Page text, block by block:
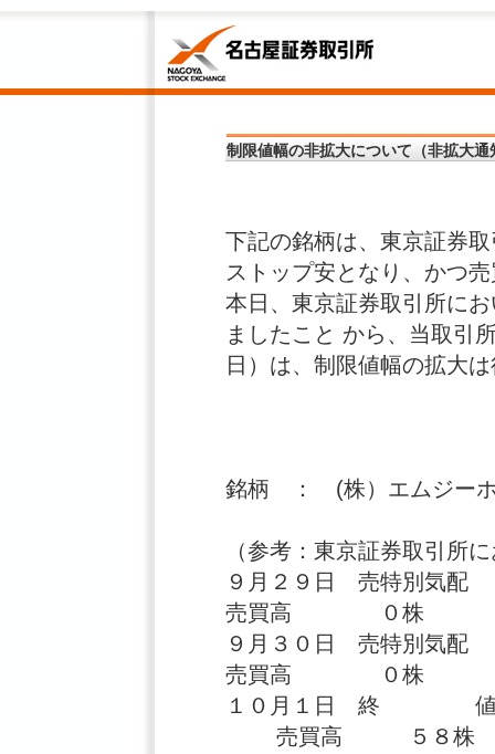
制限値幅の非拡大について（非拡大通
下記の銘柄は、東京証券
ストップ安となり、かつ
本日、東京証券取引所に
ましたこと から、当取引
日）は、制限値幅の拡大
銘柄 ： (株）エムジー
（参考：東京証券取引所
９月２９日 売特別気配
売買高 ０株
９月３０日 売特別気配
売買高 ０株
１０月１日 終
売買高 ５８株